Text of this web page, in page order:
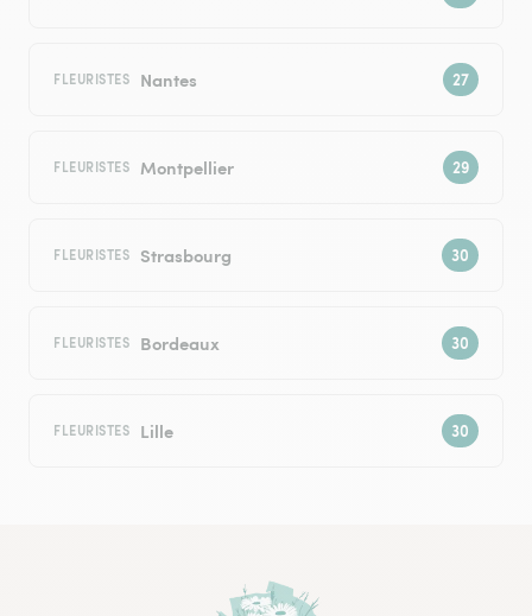
FLEURISTES Nantes
FLEURISTES Montpellier
FLEURISTES Strasbourg
FLEURISTES Bordeaux
FLEURISTES Lille